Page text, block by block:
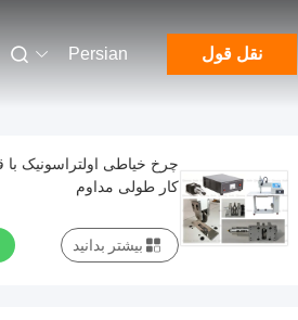
نقل قول Persian
کار طولی مداوم
بیشتر بدانید